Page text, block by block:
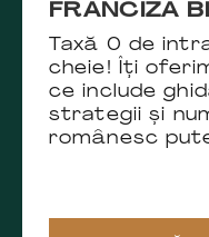
FRANCIZĂ
Taxă 0 de
cheie! Îți
ce include
strategii și
românesc